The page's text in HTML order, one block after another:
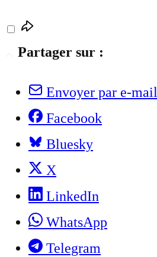
Partager sur :
Envoyer par e-mail
Facebook
Bluesky
X
LinkedIn
WhatsApp
Telegram